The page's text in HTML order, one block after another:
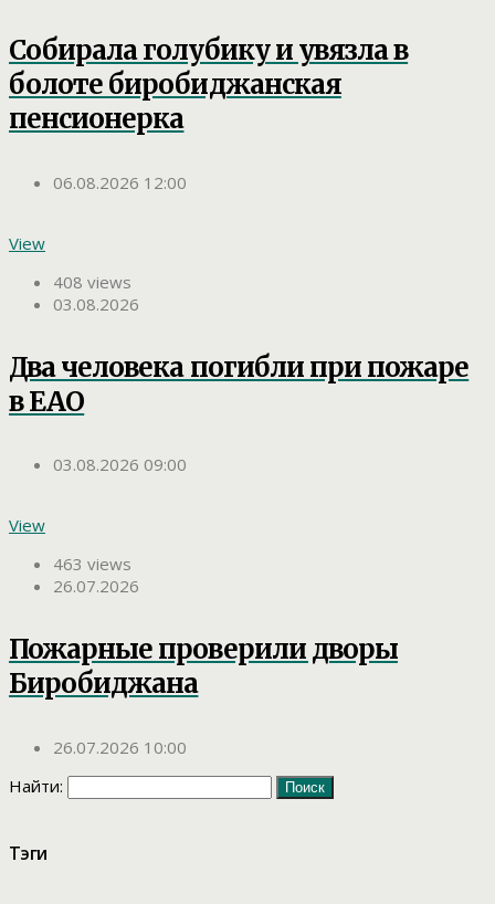
Собирала голубику и увязла в
болоте биробиджанская
пенсионерка
06.08.2026 12:00
View
408 views
03.08.2026
Два человека погибли при пожаре
в ЕАО
03.08.2026 09:00
View
463 views
26.07.2026
Пожарные проверили дворы
Биробиджана
26.07.2026 10:00
Найти:
Тэги